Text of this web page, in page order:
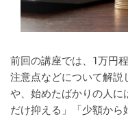
前回の講座では、1万円
注意点などについて解説
や、始めたばかりの人に
だけ抑える」「少額か